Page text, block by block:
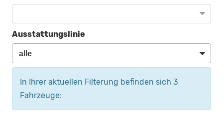
Ausstattungslinie
In Ihrer aktuellen Filterung befinden sich 3
Fahrzeuge: